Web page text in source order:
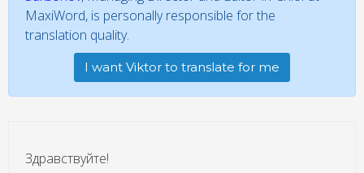
MaxiWord, is personally responsible for the
translation quality.
I want Viktor to translate for me
Здравствуйте!